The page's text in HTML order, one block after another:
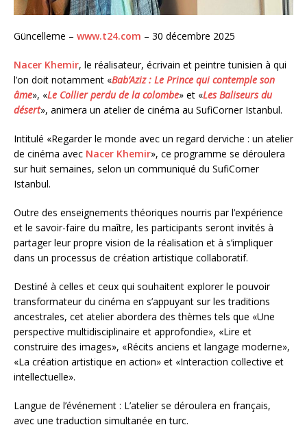
Güncelleme – www.t24.com – 30 décembre 2025
Nacer Khemir, le réalisateur, écrivain et peintre tunisien à qui
l’on doit notamment «Bab’Aziz : Le Prince qui contemple son
âme», «Le Collier perdu de la colombe» et «Les Baliseurs du
désert», animera un atelier de cinéma au SufiCorner Istanbul.
Intitulé «Regarder le monde avec un regard derviche : un atelier
de cinéma avec Nacer Khemir», ce programme se déroulera
sur huit semaines, selon un communiqué du SufiCorner
Istanbul.
Outre des enseignements théoriques nourris par l’expérience
et le savoir-faire du maître, les participants seront invités à
partager leur propre vision de la réalisation et à s’impliquer
dans un processus de création artistique collaboratif.
Destiné à celles et ceux qui souhaitent explorer le pouvoir
transformateur du cinéma en s’appuyant sur les traditions
ancestrales, cet atelier abordera des thèmes tels que «Une
perspective multidisciplinaire et approfondie», «Lire et
construire des images», «Récits anciens et langage moderne»,
«La création artistique en action» et «Interaction collective et
intellectuelle».
Langue de l’événement : L’atelier se déroulera en français,
avec une traduction simultanée en turc.